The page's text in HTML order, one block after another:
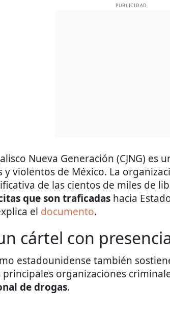
PUBLICIDAD
Nueva Generación (CJNG) es
y violentos de México. La
de las cientos de miles de
que son traficadas hacia
el documento.
cártel con
estadounidense también
principales organizaciones
de drogas.